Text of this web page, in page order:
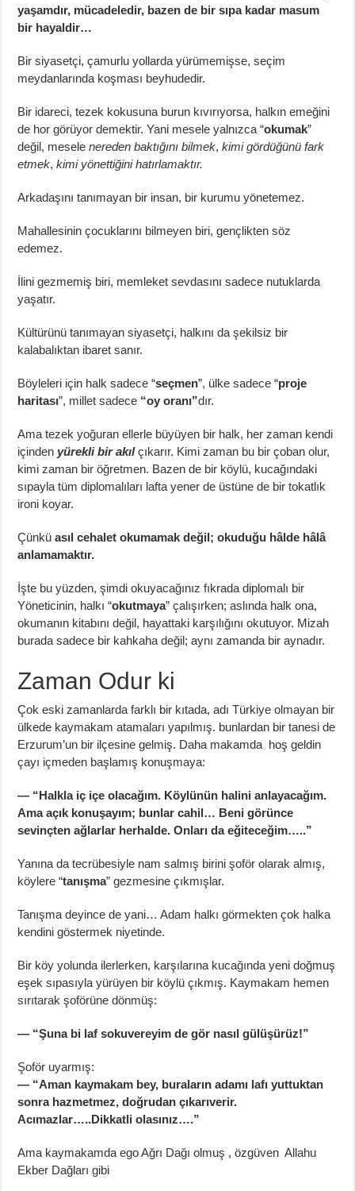
yaşamdır, mücadeledir, bazen de bir sıpa kadar masum
bir hayaldir…
Bir siyasetçi, çamurlu yollarda yürümemişse, seçim
meydanlarında koşması beyhudedir.
Bir idareci, tezek kokusuna burun kıvırıyorsa, halkın emeğini
de hor görüyor demektir. Yani mesele yalnızca “okumak”
değil, meselenereden baktığını bilmek,kimi gördüğünü fark
etmek,kimi yönettiğini hatırlamaktır.
Arkadaşını tanımayan bir insan, bir kurumu yönetemez.
Mahallesinin çocuklarını bilmeyen biri, gençlikten söz
edemez.
İlini gezmemiş biri, memleket sevdasını sadece nutuklarda
yaşatır.
Kültürünü tanımayan siyasetçi, halkını da şekilsiz bir
kalabalıktan ibaret sanır.
Böyleleri için halk sadece “seçmen”, ülke sadece “proje
haritası”, millet sadece “oy oranı”dır.
Ama tezek yoğuran ellerle büyüyen bir halk, her zaman kendi
içinden yürekli bir akıl çıkarır. Kimi zaman bu bir çoban olur,
kimi zaman bir öğretmen. Bazen de bir köylü, kucağındaki
sıpayla tüm diplomalıları lafta yener de üstüne de bir tokatlık
ironi koyar.
Çünküasıl cehalet okumamak değil; okuduğu hâlde hâlâ
anlamamaktır.
İşte bu yüzden, şimdi okuyacağınız fıkrada diplomalı bir
Yöneticinin, halkı “okutmaya” çalışırken; aslında halk ona,
okumanın kitabını değil, hayattaki karşılığını okutuyor. Mizah
burada sadece bir kahkaha değil; aynı zamanda bir aynadır.
Zaman Odur ki
Çok eski zamanlarda farklı bir kıtada, adı Türkiye olmayan bir
ülkede kaymakam atamaları yapılmış. bunlardan bir tanesi de
Erzurum’un bir ilçesine gelmiş. Daha makamda hoş geldin
çayı içmeden başlamış konuşmaya:
— “Halkla iç içe olacağım. Köylünün halini anlayacağım.
Ama açık konuşayım; bunlar cahil… Beni görünce
sevinçten ağlarlar herhalde. Onları da eğiteceğim…..”
Yanına da tecrübesiyle nam salmış birini şoför olarak almış,
köylere “tanışma” gezmesine çıkmışlar.
Tanışma deyince de yani… Adam halkı görmekten çok halka
kendini göstermek niyetinde.
Bir köy yolunda ilerlerken, karşılarına kucağında yeni doğmuş
eşek sıpasıyla yürüyen bir köylü çıkmış. Kaymakam hemen
sırıtarak şoförüne dönmüş:
— “Şuna bi laf sokuvereyim de gör nasıl gülüşürüz!”
Şoför uyarmış:
— “Aman kaymakam bey, buraların adamı lafı yuttuktan
sonra hazmetmez, doğrudan çıkarıverir.
Acımazlar…..Dikkatli olasınız….”
Ama kaymakamda ego Ağrı Dağı olmuş , özgüven Allahu
Ekber Dağları gibi